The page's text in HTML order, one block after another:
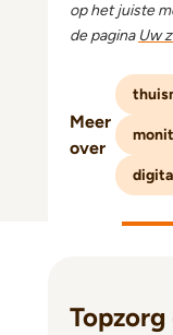
op het juiste
de pagina Uw
Meer
over
Topzorg